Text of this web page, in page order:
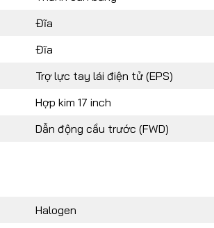
Đĩa
Đĩa
Trợ lực tay lái điện tử (EPS)
Hợp kim 17 inch
Dẫn động cầu trước (FWD)
Halogen